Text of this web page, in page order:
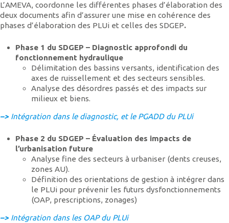
L’AMEVA, coordonne les différentes phases d’élaboration des
deux documents afin d’assurer une mise en cohérence des
phases d’élaboration des PLUi et celles des SDGEP.
Phase 1 du SDGEP – Diagnostic approfondi du
fonctionnement hydraulique
Délimitation des bassins versants, identification des
axes de ruissellement et des secteurs sensibles.
Analyse des désordres passés et des impacts sur
milieux et biens.
–> Intégration dans le diagnostic, et le PGADD du PLUi
Phase 2 du SDGEP – Évaluation des impacts de
l’urbanisation future
Analyse fine des secteurs à urbaniser (dents creuses,
zones AU).
Définition des orientations de gestion à intégrer dans
le PLUi pour prévenir les futurs dysfonctionnements
(OAP, prescriptions, zonages)
–>Intégration dans les OAP du PLUi